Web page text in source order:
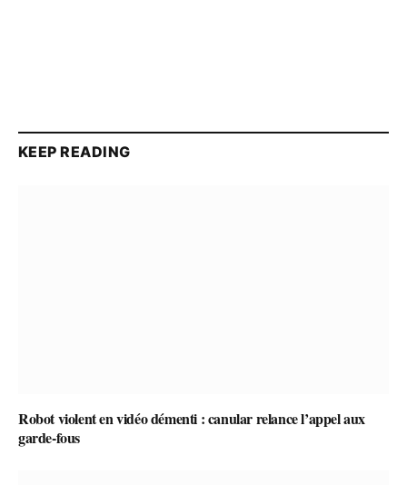
KEEP READING
Robot violent en vidéo démenti : canular relance l’appel aux
garde-fous